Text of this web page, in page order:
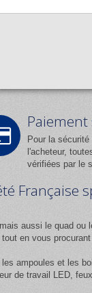
Pour la
l'acheteur,
vérifiées par le
Française
aussi le quad ou
en vous
ampoules et les
de travail LED,